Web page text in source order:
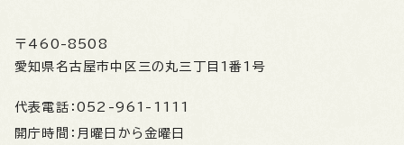
〒460-8508
愛知県名古屋市中区三の丸三丁目1番1号
代表電話： 052-961-1111
開庁時間： 月曜日から金曜日